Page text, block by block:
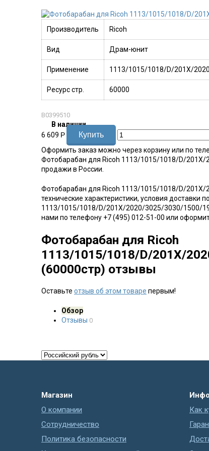
Производитель Ricoh
Вид Драм-юнит
Применение 1113/1015/1018/D/201X/
Ресурс стр. 60000
B0399510
В наличии
6 609 Р
Оформить заказ можно через корзину или по
Фотобарабан для Ricoh 1113/1015/1018/D/
продажи в России.
Фотобарабан для Ricoh 1113/1015/1018/D/
технические характеристики, условия
1113/1015/1018/D/201X/2020/3025/3030/1500/
нами по телефону +7 (495) 012-51-00 или
Фотобарабан для Ricoh
1113/1015/1018/D/201X/
(60000стр) отзывы
Оставьте отзыв об этом товаре первым!
Обзор
Отзывы 0
Магазин
О компании
Сотрудничество
Политика безопасности
Как